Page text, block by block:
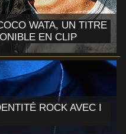
WATA, UN TITRE
EN CLIP
ROCK AVEC I